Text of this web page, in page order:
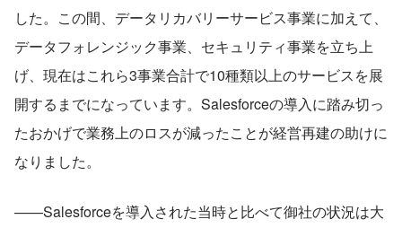
した。この間、データリカバリーサービス事業に加えて、
データフォレンジック事業、セキュリティ事業を立ち上
げ、現在はこれら3事業合計で10種類以上のサービスを展
開するまでになっています。Salesforceの導入に踏み切っ
たおかげで業務上のロスが減ったことが経営再建の助けに
なりました。
——Salesforceを導入された当時と比べて御社の状況は大